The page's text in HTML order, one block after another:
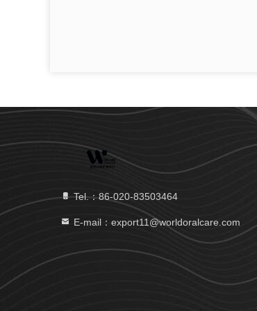
Tel.：86-020-83503464
E-mail：export11@worldoralcare.com